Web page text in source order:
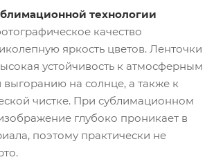
технологии
качество
яркость цветов. Ленточки
устойчивость к атмосферным
выгоранию на солнце, а также к
чистке. При сублимационном
глубоко проникает в
поэтому практически не